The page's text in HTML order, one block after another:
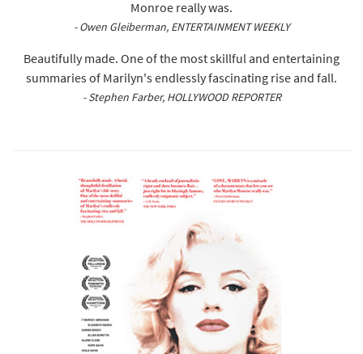
Monroe really was.
- Owen Gleiberman, ENTERTAINMENT WEEKLY
Beautifully made. One of the most skillful and entertaining
summaries of Marilyn's endlessly fascinating rise and fall.
- Stephen Farber, HOLLYWOOD REPORTER